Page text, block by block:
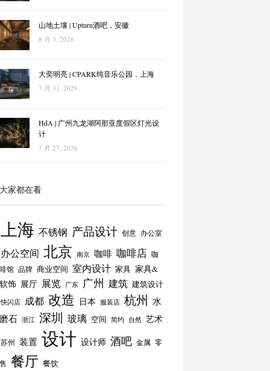
山地土壤 | Upturn酒吧，安徽
8 月 3, 2026
大奕明亮 | CPARK纯音乐公园，上海
7 月 31, 2026
HdA | 广州九龙湖阿那亚度假区灯光设
计
7 月 27, 2026
家都在看
上海 不锈钢 产品设计 创意 办公室
办公空间 北京 南京 咖啡 咖啡店 咖
馆 品牌 商业空间 室内设计 家具 家具&
饰 展厅 展览 广东 广州 建筑 建筑设计
快闪店 成都 改造 日本 服装店 杭州 水
石 浙江 深圳 玻璃 空间 简约 自然 艺术
苏州 装置 设计 设计师 酒吧 金属 零
餐厅 餐饮